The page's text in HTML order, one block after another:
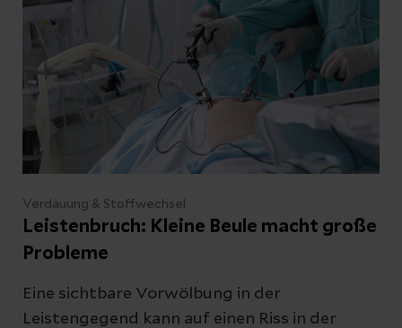
wir für Sie zusammengefasst.
Verdauung & Stoffwechsel
Leistenbruch: Kleine Beule macht große
Probleme
Eine sichtbare Vorwölbung in der
Leistengegend kann auf einen Riss in der